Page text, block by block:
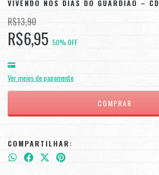
VIVENDO NOS DIAS DO GUARDIÃO – CD
R$13,90
R$6,95 50% OFF
Ver meios de pagamento
COMPARTILHAR: